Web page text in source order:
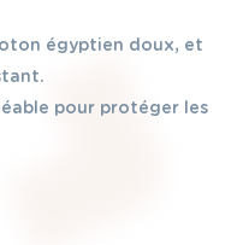
égyptien doux, et
pour protéger les